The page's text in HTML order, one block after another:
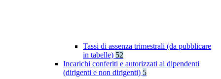
Tassi di assenza trimestrali (da pubblicare
in tabelle) 52
Incarichi conferiti e autorizzati ai dipendenti
(dirigenti e non dirigenti) 5